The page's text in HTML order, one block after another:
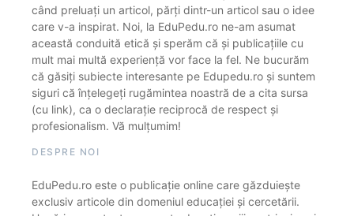
când preluați un articol, părți dintr-un articol sau o idee
care v-a inspirat. Noi, la EduPedu.ro ne-am asumat
această conduită etică și sperăm că și publicațiile cu
mult mai multă experiență vor face la fel. Ne bucurăm
că găsiți subiecte interesante pe Edupedu.ro și suntem
siguri că înțelegeți rugămintea noastră de a cita sursa
(cu link), ca o declarație reciprocă de respect și
profesionalism. Vă mulțumim!
DESPRE NOI
EduPedu.ro este o publicație online care găzduiește
exclusiv articole din domeniul educației și cercetării.